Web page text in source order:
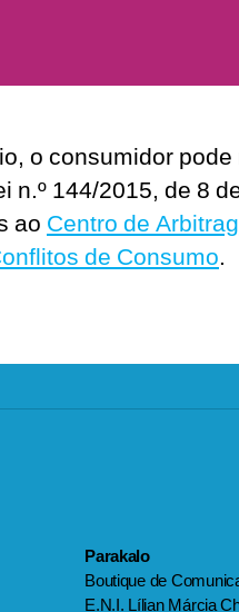
o consumidor
n.º 144/2015, de 8
ao Centro de
de Consumo.
Parakalo
Boutique de
E.N.I. Lílian Márcia